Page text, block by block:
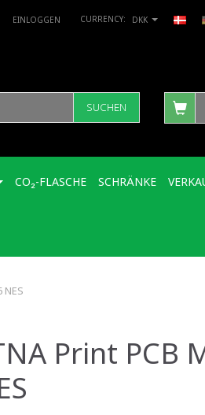
DKK
EINLOGGEN
SUCHEN
CO₂-FLASCHE SCHRÄNKE
NES
Print PCB